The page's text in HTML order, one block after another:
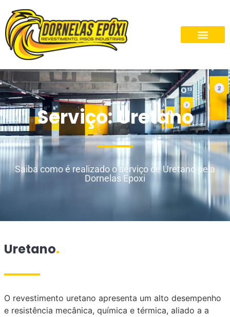
Serviço: Uretano
Saiba como é realizado o serviço de Uretano pela
Dornelas Epoxi
Uretano.
O revestimento uretano apresenta um alto desempenho
e resistência mecânica, química e térmica, aliado a a